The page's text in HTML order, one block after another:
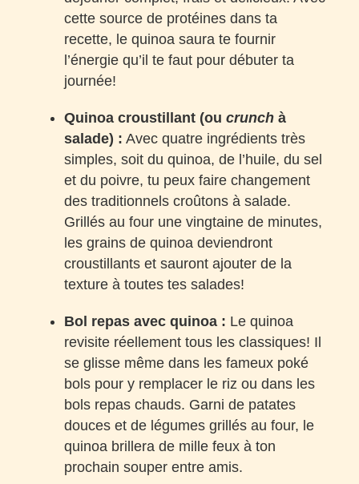
cette source de protéines dans ta
recette, le quinoa saura te fournir
l’énergie qu’il te faut pour débuter ta
journée!
Quinoa croustillant (ou crunch à
salade) : Avec quatre ingrédients très
simples, soit du quinoa, de l’huile, du sel
et du poivre, tu peux faire changement
des traditionnels croûtons à salade.
Grillés au four une vingtaine de minutes,
les grains de quinoa deviendront
croustillants et sauront ajouter de la
texture à toutes tes salades!
Bol repas avec quinoa : Le quinoa
revisite réellement tous les classiques! Il
se glisse même dans les fameux poké
bols pour y remplacer le riz ou dans les
bols repas chauds. Garni de patates
douces et de légumes grillés au four, le
quinoa brillera de mille feux à ton
prochain souper entre amis.